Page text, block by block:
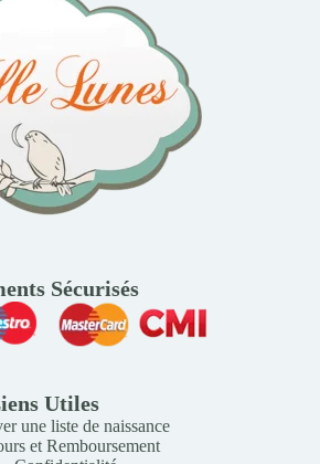
Sécurisés
Utiles
une liste de naissance
et Remboursement